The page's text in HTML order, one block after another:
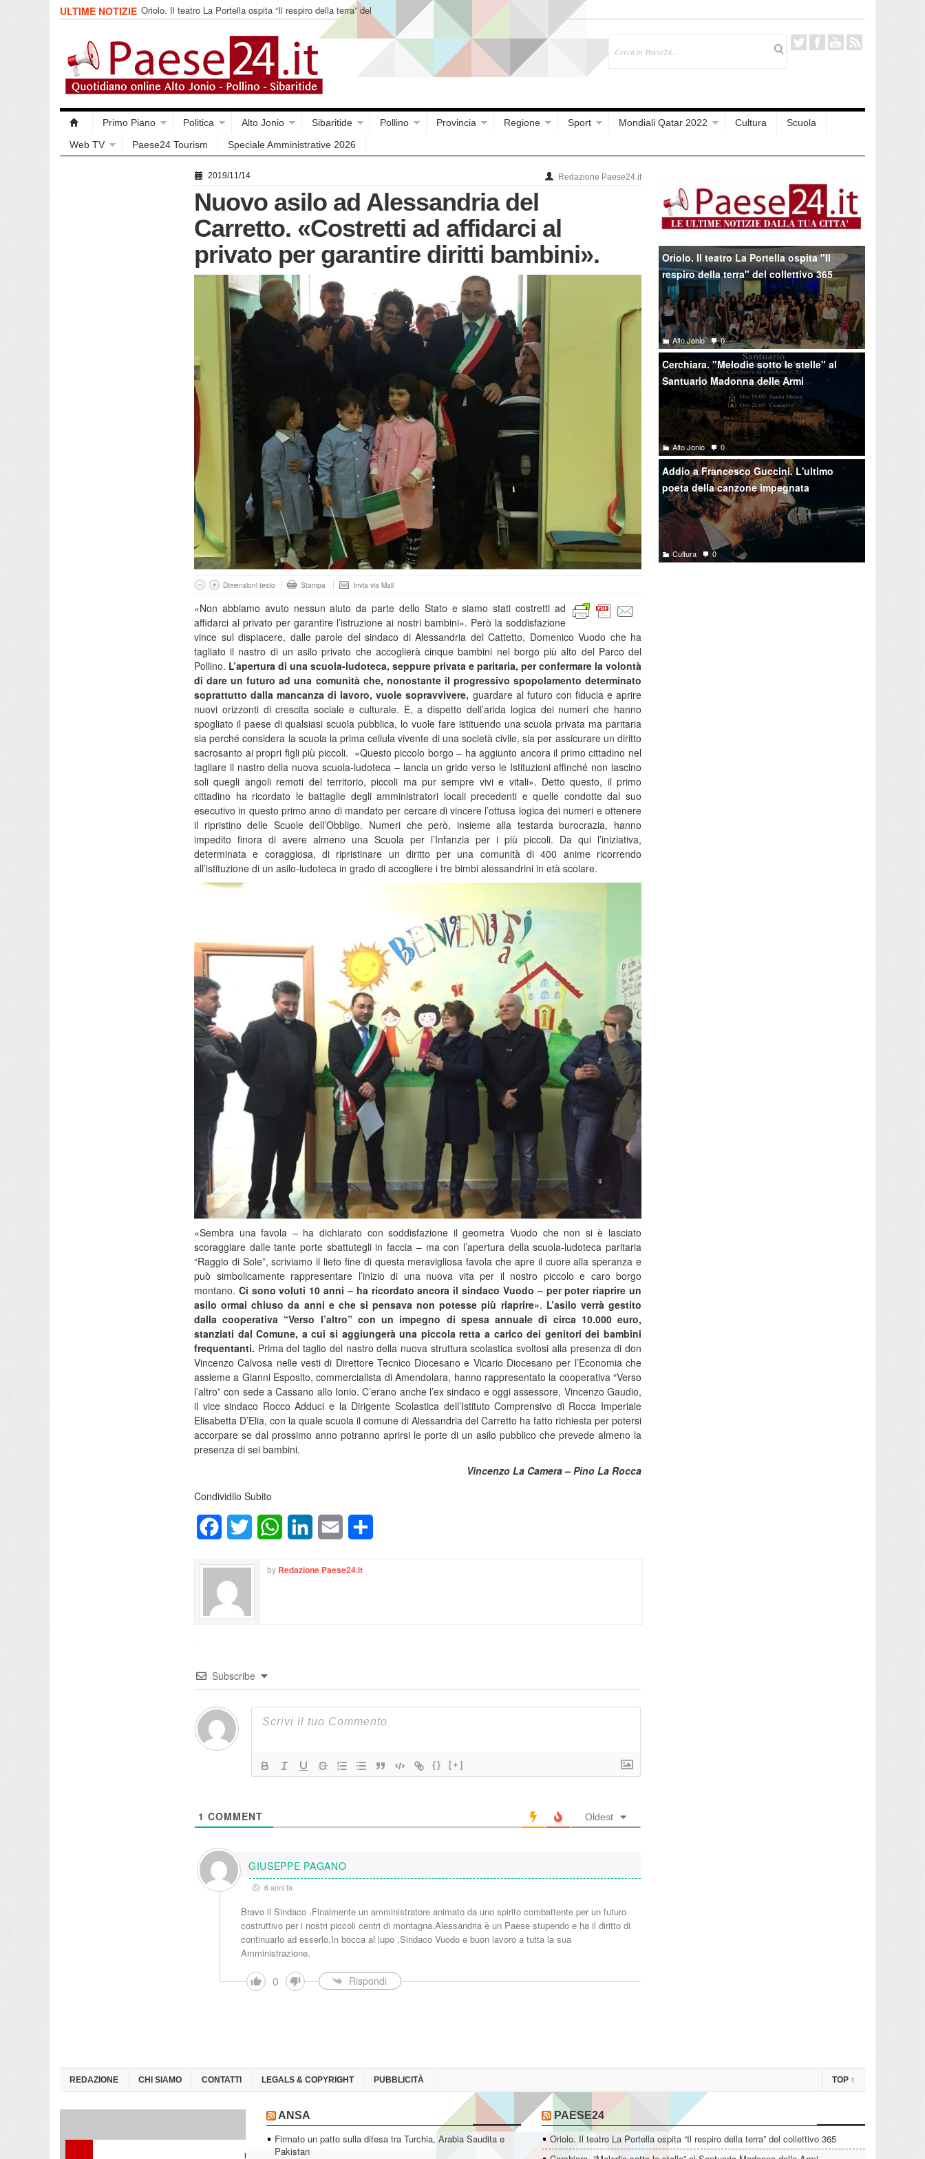
ULTIME NOTIZIE Oriolo. Il teatro La Portella ospita “Il respiro della terra” del
collettivo 365
Primo Piano Politica Alto Jonio Sibaritide Pollino Provincia Regione Sport Mondiali Qatar 2022 Cultura
Scuola
Web TV
Paese24 Tourism Speciale Amministrative 2026
2019/11/14 Redazione Paese24.it
Nuovo asilo ad Alessandria del
Carretto. «Costretti ad affidarci al
privato per garantire diritti bambini».
Dimensioni testo Stampa Invia via Mail
«Non abbiamo avuto nessun aiuto da parte dello Stato e siamo stati costretti ad
affidarci al privato per garantire l’istruzione ai nostri bambini». Però la soddisfazione
vince sul dispiacere, dalle parole del sindaco di Alessandria del Cattetto, Domenico Vuodo che ha
tagliato il nastro di un asilo privato che accoglierà cinque bambini nel borgo più alto del Parco del
Pollino. L’apertura di una scuola-ludoteca, seppure privata e paritaria, per confermare la volontà
di dare un futuro ad una comunità che, nonostante il progressivo spopolamento determinato
soprattutto dalla mancanza di lavoro, vuole sopravvivere, guardare al futuro con fiducia e aprire
nuovi orizzonti di crescita sociale e culturale. E, a dispetto dell’arida logica dei numeri che hanno
spogliato il paese di qualsiasi scuola pubblica, lo vuole fare istituendo una scuola privata ma paritaria
sia perché considera la scuola la prima cellula vivente di una società civile, sia per assicurare un diritto
sacrosanto ai propri figli più piccoli. «Questo piccolo borgo – ha aggiunto ancora il primo cittadino nel
tagliare il nastro della nuova scuola-ludoteca – lancia un grido verso le Istituzioni affinché non lascino
soli quegli angoli remoti del territorio, piccoli ma pur sempre vivi e vitali». Detto questo, il primo
cittadino ha ricordato le battaglie degli amministratori locali precedenti e quelle condotte dal suo
esecutivo in questo primo anno di mandato per cercare di vincere l’ottusa logica dei numeri e ottenere
il ripristino delle Scuole dell’Obbligo. Numeri che però, insieme alla testarda burocrazia, hanno
impedito finora di avere almeno una Scuola per l’Infanzia per i più piccoli. Da qui l’iniziativa,
determinata e coraggiosa, di ripristinare un diritto per una comunità di 400 anime ricorrendo
all’istituzione di un asilo-ludoteca in grado di accogliere i tre bimbi alessandrini in età scolare.
«Sembra una favola – ha dichiarato con soddisfazione il geometra Vuodo che non si è lasciato
scoraggiare dalle tante porte sbattutegli in faccia – ma con l’apertura della scuola-ludoteca paritaria
“Raggio di Sole”, scriviamo il lieto fine di questa meravigliosa favola che apre il cuore alla speranza e
può simbolicamente rappresentare l’inizio di una nuova vita per il nostro piccolo e caro borgo
montano. Ci sono voluti 10 anni – ha ricordato ancora il sindaco Vuodo – per poter riaprire un
asilo ormai chiuso da anni e che si pensava non potesse più riaprire». L’asilo verrà gestito
dalla cooperativa “Verso l’altro” con un impegno di spesa annuale di circa 10.000 euro,
stanziati dal Comune, a cui si aggiungerà una piccola retta a carico dei genitori dei bambini
frequentanti. Prima del taglio del nastro della nuova struttura scolastica svoltosi alla presenza di don
Vincenzo Calvosa nelle vesti di Direttore Tecnico Diocesano e Vicario Diocesano per l’Economia che
assieme a Gianni Esposito, commercialista di Amendolara, hanno rappresentato la cooperativa “Verso
l’altro” con sede a Cassano allo Ionio. C’erano anche l’ex sindaco e oggi assessore, Vincenzo Gaudio,
il vice sindaco Rocco Adduci e la Dirigente Scolastica dell’Istituto Comprensivo di Rocca Imperiale
Elisabetta D’Elia, con la quale scuola il comune di Alessandria del Carretto ha fatto richiesta per potersi
accorpare se dal prossimo anno potranno aprirsi le porte di un asilo pubblico che prevede almeno la
presenza di sei bambini.
Vincenzo La Camera – Pino La Rocca
Condividilo Subito
FacebookTwitter WhatsAppLinkedInEmail
by Redazione Paese24.it
Subscribe
{} [+]
1 COMMENT Oldest
GIUSEPPE PAGANO
6 anni fa
Bravo il Sindaco .Finalmente un amministratore animato da uno spirito combattente per un futuro
costruttivo per i nostri piccoli centri di montagna.Alessandria è un Paese stupendo e ha il diritto di
continuarlo ad esserlo.In bocca al lupo ,Sindaco Vuodo e buon lavoro a tutta la sua
Amministrazione.
0 Rispondi
Oriolo. Il teatro La Portella ospita "Il
respiro della terra" del collettivo 365
Alto Jonio 0
Cerchiara. "Melodie sotto le stelle" al
Santuario Madonna delle Armi
Alto Jonio 0
Addio a Francesco Guccini. L'ultimo
poeta della canzone impegnata
Cultura 0
REDAZIONE CHI SIAMO CONTATTI LEGALS & COPYRIGHT PUBBLICITÀ TOP ↑
ANSA
Firmato un patto sulla difesa tra Turchia, Arabia Saudita e
Pakistan
PAESE24
Oriolo. Il teatro La Portella ospita “Il respiro della terra” del collettivo 365